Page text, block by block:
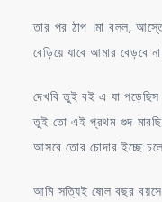
তার পর ঠাপ ।মা বলল,
বেড়িয়ে যাবে আমার বেড়বে
দেখবি তুই বই এ যা পড়েছিস
তুই তো এই প্রথম গুদ মারছিস,
আসবে তোর চোদার ইচ্ছে চলে
আমি সত্যিই ষোল বছর বয়সে